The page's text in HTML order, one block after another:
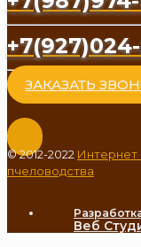
ЗАКАЗАТЬ
© 2012-2022 Интернет
пчеловодства
Веб